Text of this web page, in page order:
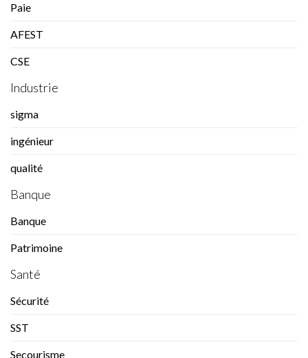
Paie
AFEST
CSE
Industrie
sigma
ingénieur
qualité
Banque
Banque
Patrimoine
Santé
Sécurité
SST
Secourisme